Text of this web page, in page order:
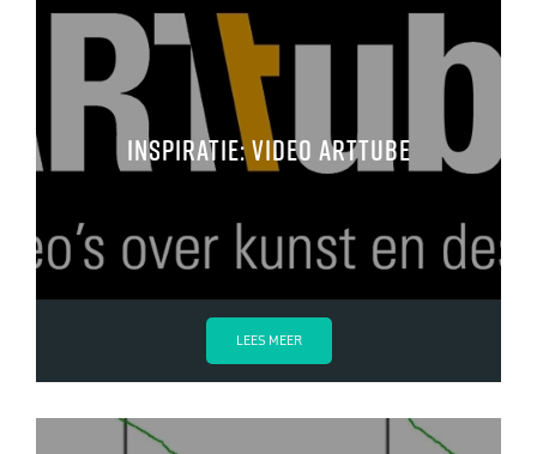
INSPIRATIE: VIDEO ARTTUBE
LEES MEER